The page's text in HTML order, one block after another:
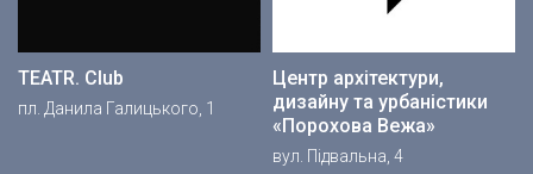
TEATR. Club
пл. Данила Галицького, 1
Центр архітектури,
дизайну та урбаністики
«Порохова Вежа»
вул. Підвальна, 4